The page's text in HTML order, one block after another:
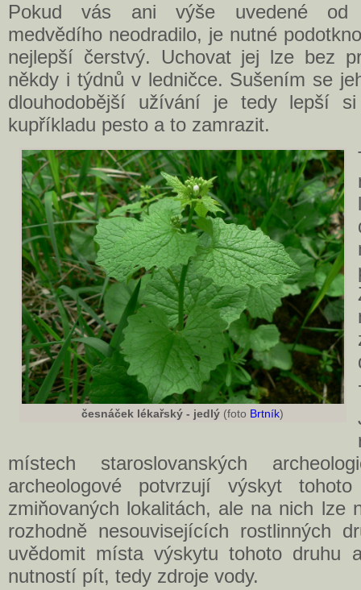
Pokud vás ani výše uvedené od
medvědího neodradilo, je nutné
nejlepší čerstvý. Uchovat jej lze bez
někdy i týdnů v ledničce. Sušením se
dlouhodobější užívání je tedy lepší
kupříkladu pesto a to zamrazit.
česnáček lékařský - jedlý (foto Brtník)
místech staroslovanských
archeologové potvrzují výskyt
zmiňovaných lokalitách, ale na nich lze
rozhodně nesouvisejících rostlinných
uvědomit místa výskytu tohoto druhu
nutností pít, tedy zdroje vody.